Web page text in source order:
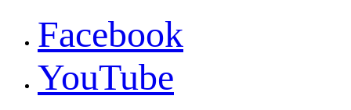
Facebook
YouTube